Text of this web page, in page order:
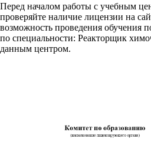
Перед началом работы с учебным
проверяйте наличие лицензии на
возможность проведения обучения
по специальности: Реакторщик
данным центром.